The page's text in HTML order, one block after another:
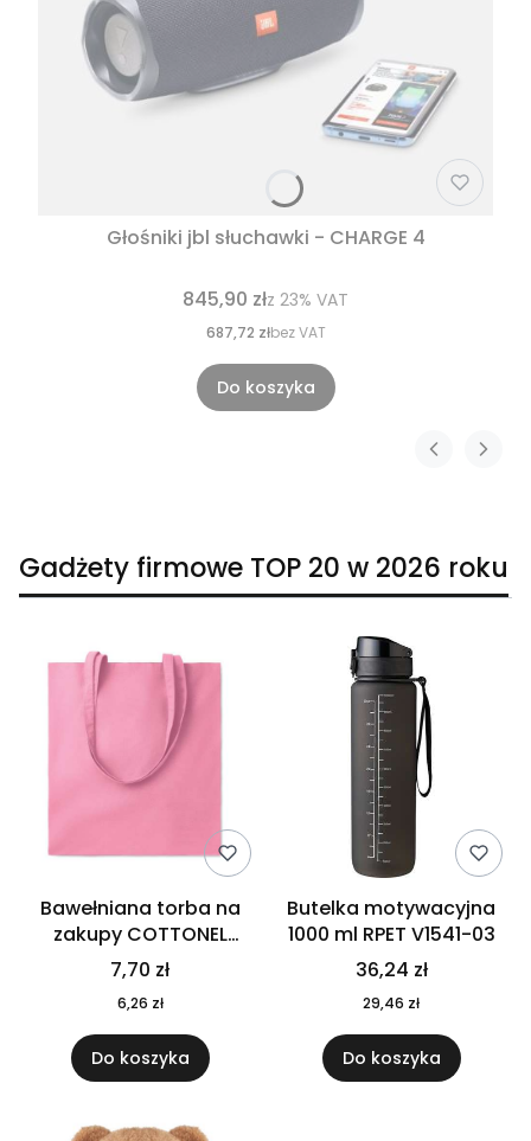
Głośniki jbl słuchawki - CHARGE 4
845,90 złz 23% VAT
687,72 złbez VAT
Do koszyka
Gadżety firmowe TOP 20 w 2026 roku
Bawełniana torba na
zakupy COTTONEL
COLOUR++ MO9846-11
7,70 zł
6,26 zł
Do koszyka
Butelka motywacyjna
1000 ml RPET V1541-03
36,24 zł
29,46 zł
Do koszyka